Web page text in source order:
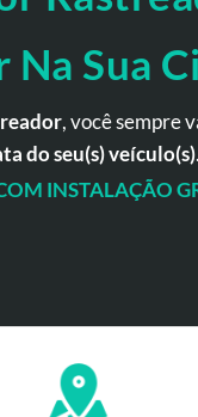
Na Sua
, você sempre
do seu(s) veículo(s).
INSTALAÇÃO